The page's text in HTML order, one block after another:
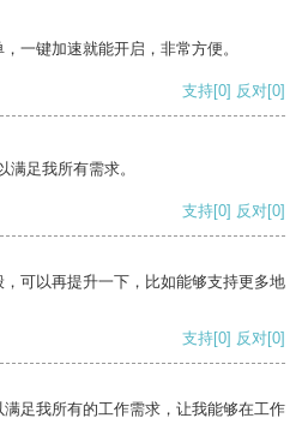
一键加速就能开启，非常方便。
支持[0] 反对[0]
足我所有需求。
支持[0] 反对[0]
可以再提升一下，比如能够支持更多地
支持[0] 反对[0]
足我所有的工作需求，让我能够在工作